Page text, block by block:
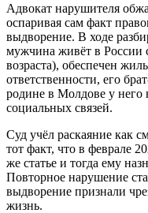
Адвокат нарушителя
оспаривая сам факт
выдворение. В ходе
мужчина живёт в России
возраста), обеспечен
ответственности, его
родине в Молдове у
социальных связей.
Суд учёл раскаяние как
тот факт, что в феврале
же статье и тогда ему
Повторное нарушение
выдворение признали
жизнь.